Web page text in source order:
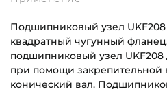
Подшипниковый узел UKF208
квадратный чугунный
подшипниковый узел UKF208
при помощи закрепительной
конический вал.